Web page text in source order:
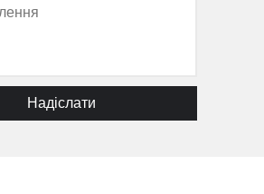
Надіслати